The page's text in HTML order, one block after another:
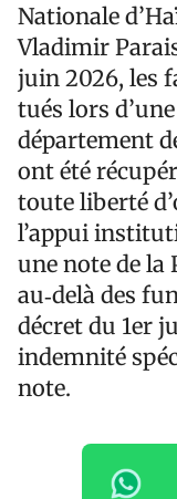
Nationale
Vladimir
juin 2026, les
tués lors
département
ont été
toute liberté
l’appui
une note de la
au‑delà des
décret du 1er
indemnité
note.